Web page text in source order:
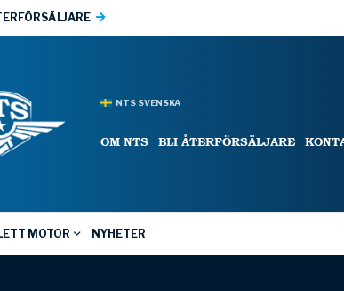
NTS SVENSKA
OM NTS BLI ÅTERFÖRSÄLJARE
MOTOR NYHETER